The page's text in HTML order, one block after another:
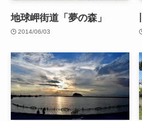
地球岬街道「夢の森」
2014/06/03